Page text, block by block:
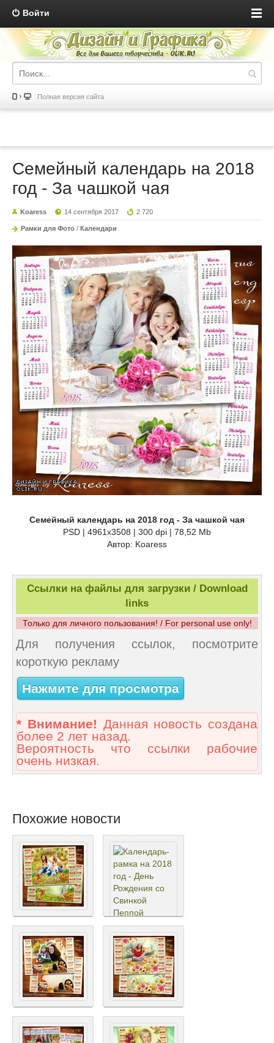
Войти
Полная версия сайта
Семейный календарь на 2018
год - За чашкой чая
Koaress 14 сентября 2017 2 720
Рамки для Фото / Календари
Семейный календарь на 2018 год - За чашкой чая
PSD | 4961x3508 | 300 dpi | 78,52 Mb
Автор: Koaress
Ссылки на файлы для загрузки / Download
links
Только для личного пользования! / For personal use only!
Для получения ссылок, посмотрите
короткую рекламу
Нажмите для просмотра
* Внимание! Данная новость создана
более 2 лет назад.
Вероятность что ссылки рабочие
очень низкая.
Похожие новости